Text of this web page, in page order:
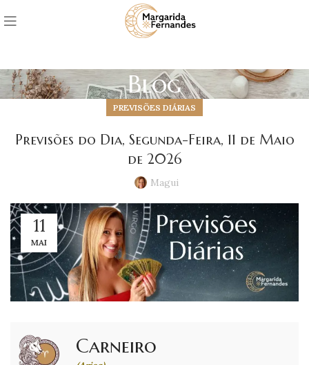
Blog
PREVISÕES DIÁRIAS
Previsões do Dia, Segunda-Feira, 11 de Maio
de 2026
Magui
11
MAI
Carneiro